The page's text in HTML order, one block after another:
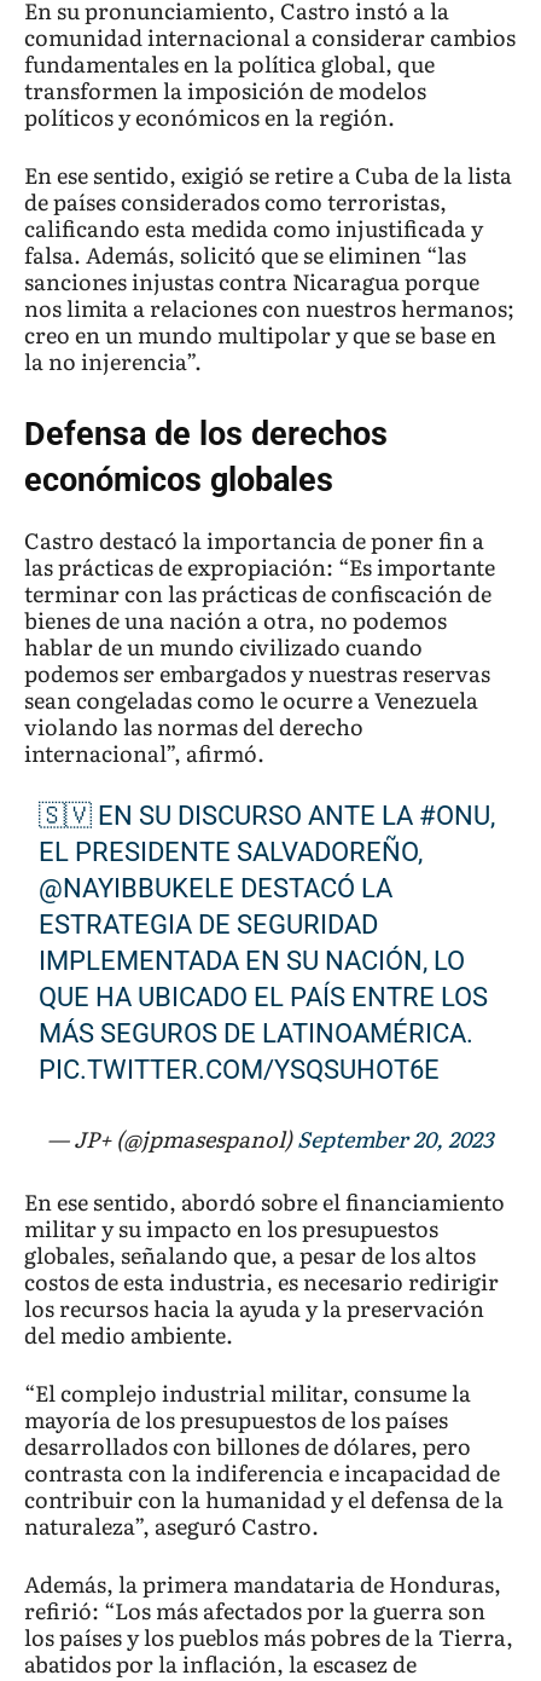
En su pronunciamiento, Castro instó a la
comunidad internacional a considerar cambios
fundamentales en la política global, que
transformen la imposición de modelos
políticos y económicos en la región.
En ese sentido, exigió se retire a Cuba de la lista
de países considerados como terroristas,
calificando esta medida como injustificada y
falsa. Además, solicitó que se eliminen “las
sanciones injustas contra Nicaragua porque
nos limita a relaciones con nuestros hermanos;
creo en un mundo multipolar y que se base en
la no injerencia”.
Defensa de los derechos
económicos globales
Castro destacó la importancia de poner fin a
las prácticas de expropiación: “Es importante
terminar con las prácticas de confiscación de
bienes de una nación a otra, no podemos
hablar de un mundo civilizado cuando
podemos ser embargados y nuestras reservas
sean congeladas como le ocurre a Venezuela
violando las normas del derecho
internacional”, afirmó.
🇸🇻 EN SU DISCURSO ANTE LA #ONU,
EL PRESIDENTE SALVADOREÑO,
@NAYIBBUKELE DESTACÓ LA
ESTRATEGIA DE SEGURIDAD
IMPLEMENTADA EN SU NACIÓN, LO
QUE HA UBICADO EL PAÍS ENTRE LOS
MÁS SEGUROS DE LATINOAMÉRICA.
PIC.TWITTER.COM/YSQSUHOT6E
— JP+ (@jpmasespanol)September 20, 2023
En ese sentido, abordó sobre el financiamiento
militar y su impacto en los presupuestos
globales, señalando que, a pesar de los altos
costos de esta industria, es necesario redirigir
los recursos hacia la ayuda y la preservación
del medio ambiente.
“El complejo industrial militar, consume la
mayoría de los presupuestos de los países
desarrollados con billones de dólares, pero
contrasta con la indiferencia e incapacidad de
contribuir con la humanidad y el defensa de la
naturaleza”, aseguró Castro.
Además, la primera mandataria de Honduras,
refirió: “Los más afectados por la guerra son
los países y los pueblos más pobres de la Tierra,
abatidos por la inflación, la escasez de